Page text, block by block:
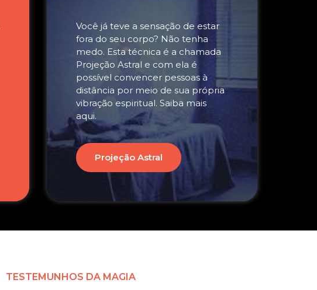
Você já teve a sensação de estar
fora do seu corpo? Não tenha
medo. Esta técnica é a chamada
Projeção Astral e com ela é
possível convencer pessoas à
distância por meio de sua própria
vibração espiritual. Saiba mais
aqui.
Projeção Astral
TESTEMUNHOS DA MAGIA